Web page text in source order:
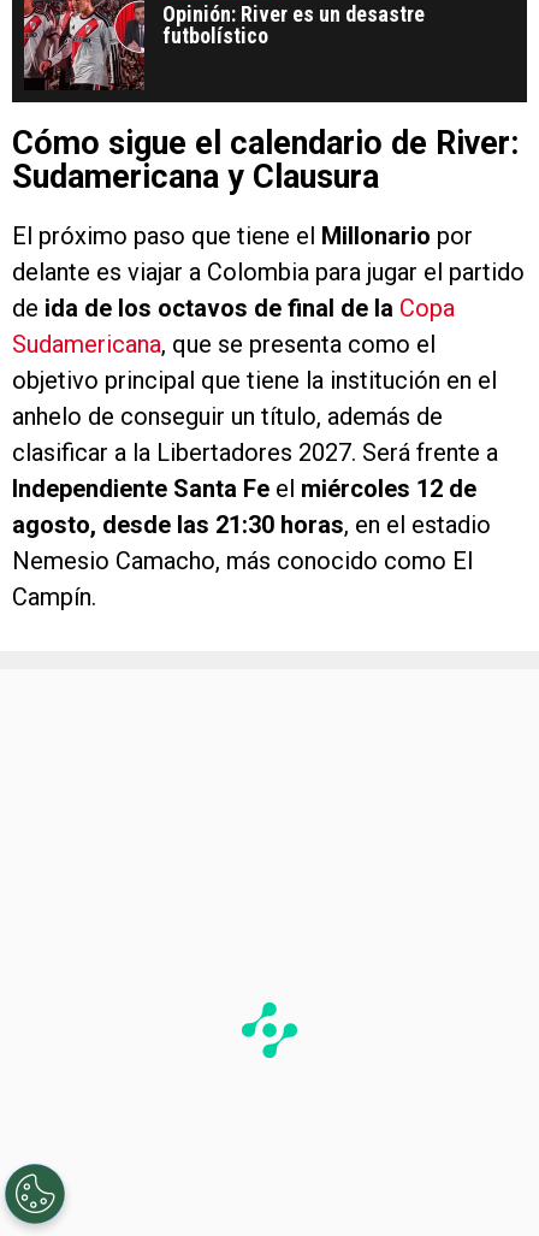
Opinión: River es un desastre
futbolístico
Cómo sigue el calendario de River:
Sudamericana y Clausura
El próximo paso que tiene el Millonario por
delante es viajar a Colombia para jugar el partido
de ida de los octavos de final de la Copa
Sudamericana, que se presenta como el
objetivo principal que tiene la institución en el
anhelo de conseguir un título, además de
clasificar a la Libertadores 2027. Será frente a
Independiente Santa Fe el miércoles 12 de
agosto, desde las 21:30 horas, en el estadio
Nemesio Camacho, más conocido como El
Campín.